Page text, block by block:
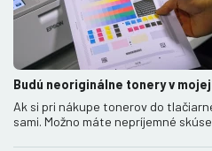
Budú neoriginálne tonery v
Ak si pri nákupe tonerov do
sami. Možno máte nepríjemné